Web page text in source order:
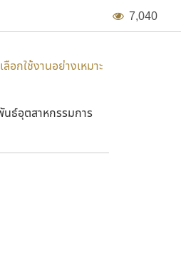
7,040
มาคม และชมรมใน
ะทำการแจกจ่ายให้
ารณะ สามารถนำไป
ซอฟต์แวร์ฟอนต์ก่อน
อกใช้งานอย่างเหมาะ
ธ์อุตสาหกรรมการ